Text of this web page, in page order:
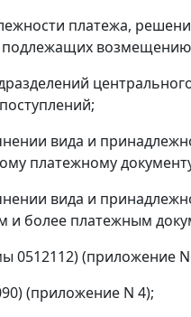
платежа,
вида и
платежному
вида и
и более платежным
0512112) (приложение N
(приложение N 4);